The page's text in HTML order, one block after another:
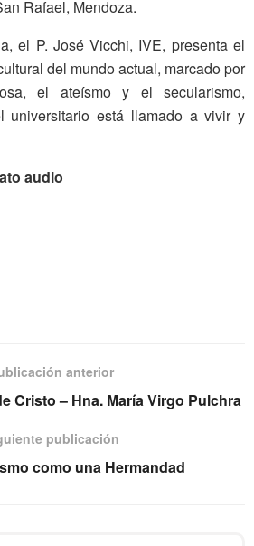
Rafael, Mendoza.
el P. José Vicchi, IVE, presenta el
del mundo actual, marcado por
el ateísmo y el secularismo,
universitario está llamado a vivir y
audio
anterior
Cristo – Hna. María Virgo Pulchra
publicación
como una Hermandad